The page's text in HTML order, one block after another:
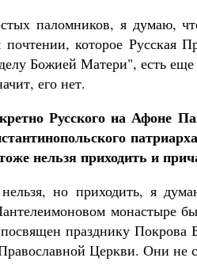
паломников, я думаю,
которое Русская
Божией Матери", есть
его нет.
Русского на Афоне
нельзя приходить и
но приходить, я
монастыре
празднику
Церкви. Они не